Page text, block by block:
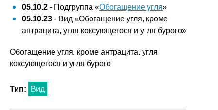
05.10.2 - Подгруппа «Обогащение угля»
05.10.23 - Вид «Обогащение угля, кроме
антрацита, угля коксующегося и угля бурого»
Обогащение угля, кроме антрацита, угля
коксующегося и угля бурого
Тип: Вид